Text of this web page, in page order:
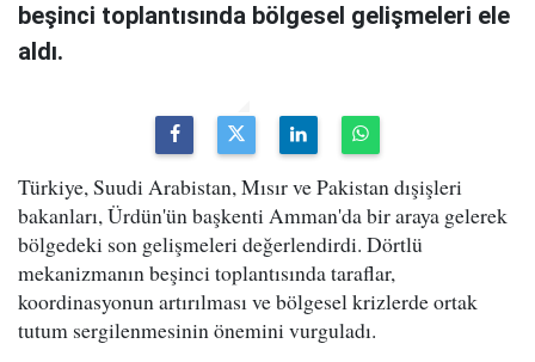
beşinci toplantısında bölgesel gelişmeleri ele
aldı.
Türkiye, Suudi Arabistan, Mısır ve Pakistan dışişleri
bakanları, Ürdün'ün başkenti Amman'da bir araya gelerek
bölgedeki son gelişmeleri değerlendirdi. Dörtlü
mekanizmanın beşinci toplantısında taraflar,
koordinasyonun artırılması ve bölgesel krizlerde ortak
tutum sergilenmesinin önemini vurguladı.